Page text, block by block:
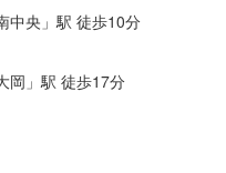
中央」駅 徒歩10分
岡」駅 徒歩17分